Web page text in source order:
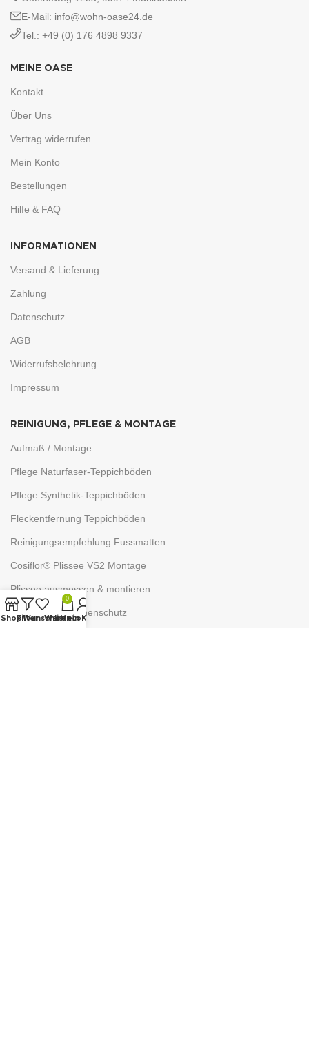
E-Mail: info@wohn-oase24.de
Tel.: +49 (0) 176 4898 9337
MEINE OASE
Kontakt
Über Uns
Vertrag widerrufen
Mein Konto
Bestellungen
Hilfe & FAQ
INFORMATIONEN
Versand & Lieferung
Zahlung
Datenschutz
AGB
Widerrufsbelehrung
Impressum
REINIGUNG, PFLEGE & MONTAGE
Aufmaß / Montage
Pflege Naturfaser-Teppichböden
Pflege Synthetik-Teppichböden
Fleckentfernung Teppichböden
Reinigungsempfehlung Fussmatten
Cosiflor® Plissee VS2 Montage
Plissee ausmessen & montieren
Befestigung Sonnenschutz
ShopFilter
Wunschliste
0
Warenkorb
Mein Konto